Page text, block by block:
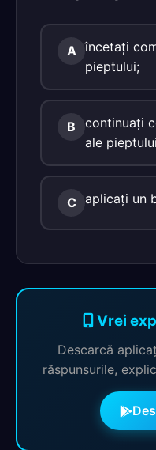
A încetaţi
pieptului;
B
continuaţi
ale
C aplicaţi un
Vrei
Descarcă
răspunsurile,